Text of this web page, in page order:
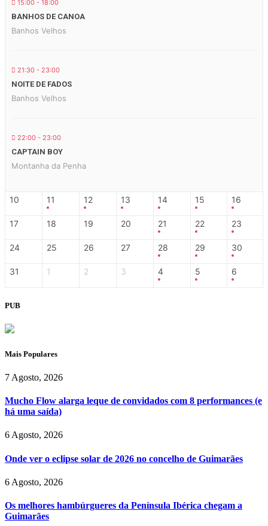
15:00 - 18:00
BANHOS DE CANOA
Banhos Velhos
21:30 - 23:00
NOITE DE FADOS
Banhos Velhos
22:00 - 23:00
CAPTAIN BOY
Montanha da Penha
10 11 12 13 14 15 16
17 18 19 20 21 22 23
24 25 26 27 28 29 30
31 1 2 3 4 5 6
PUB
Mais Populares
7 Agosto, 2026
Mucho Flow alarga leque de convidados com 8 performances (e
há uma saída)
6 Agosto, 2026
Onde ver o eclipse solar de 2026 no concelho de Guimarães
6 Agosto, 2026
Os melhores hambúrgueres da Península Ibérica chegam a
Guimarães